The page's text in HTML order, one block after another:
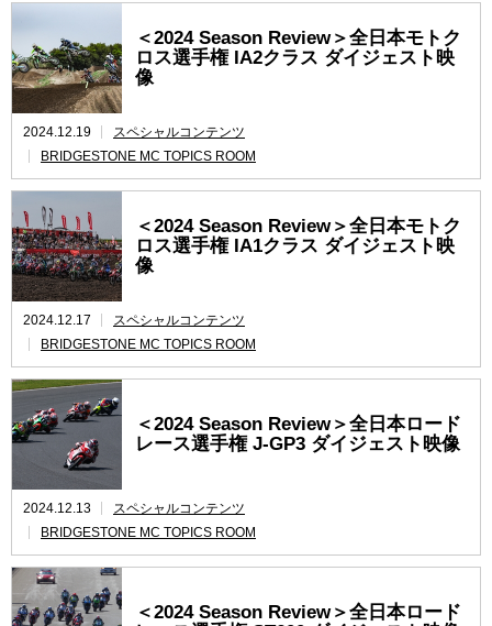
＜2024 Season Review＞全日本モトク
ロス選手権 IA2クラス ダイジェスト映
像
2024.12.19
スペシャルコンテンツ
BRIDGESTONE MC TOPICS ROOM
＜2024 Season Review＞全日本モトク
ロス選手権 IA1クラス ダイジェスト映
像
2024.12.17
スペシャルコンテンツ
BRIDGESTONE MC TOPICS ROOM
＜2024 Season Review＞全日本ロード
レース選手権 J-GP3 ダイジェスト映像
2024.12.13
スペシャルコンテンツ
BRIDGESTONE MC TOPICS ROOM
＜2024 Season Review＞全日本ロード